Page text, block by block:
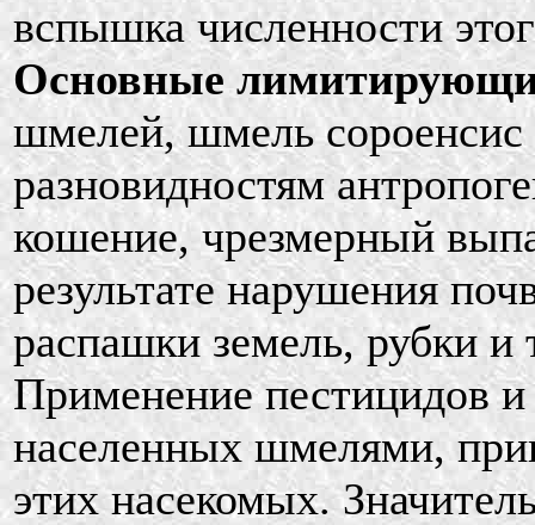
вспышка численности
Основные
шмелей, шмель сороенсис
разновидностям
кошение, чрезмерный
результате нарушения
распашки земель, рубки и
Применение пестицидов и
населенных шмелями,
этих насекомых.